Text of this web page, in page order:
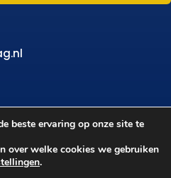
beste ervaring op onze site te
over welke cookies we gebruiken
.